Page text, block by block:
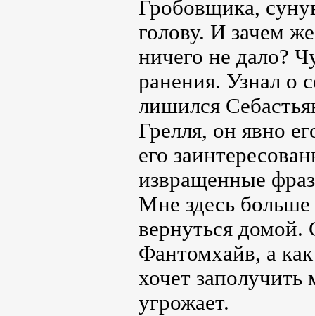
Гробовщика,
голову. И зачем
ничего не дало?
ранения. Узнал о
лишился
Грелля, он явно
его
извращенные
Мне здесь больше
вернуться домой.
Фантомхайв, а
хочет
угрожает.